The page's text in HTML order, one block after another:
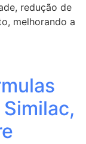
redução de
melhorando a